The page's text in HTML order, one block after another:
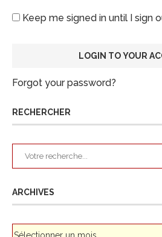
Keep me signed in until I sign
Forgot your password?
RECHERCHER
ARCHIVES